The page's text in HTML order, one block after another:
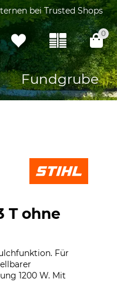
bei Trusted Shops
0
Fundgrube
T ohne
Für
1200 W. Mit